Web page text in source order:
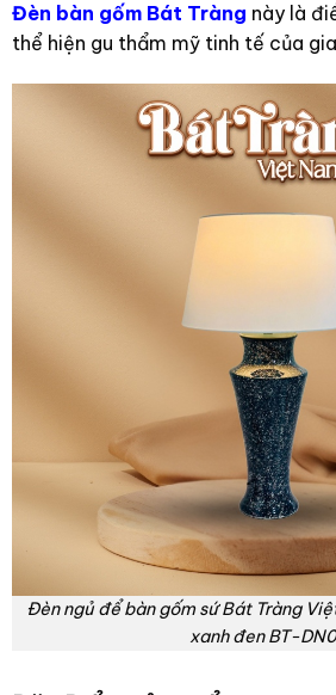
Đèn bàn gốm Bát Tràng nàylà
thể hiện gu thẩm mỹ tinh tế của
Đèn ngủ để bàn gốm sứ Bát Tràng
xanh đen BT-